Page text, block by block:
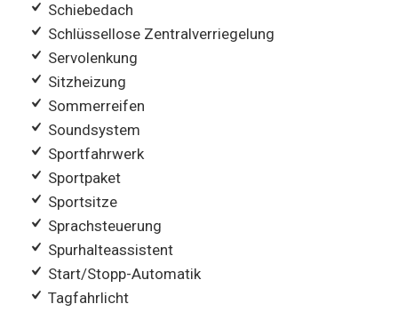
Schiebedach
Schlüssellose Zentralverriegelung
Servolenkung
Sitzheizung
Sommerreifen
Soundsystem
Sportfahrwerk
Sportpaket
Sportsitze
Sprachsteuerung
Spurhalteassistent
Start/Stopp-Automatik
Tagfahrlicht